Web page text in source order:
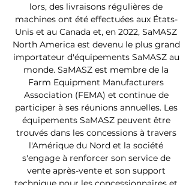
lors, des livraisons régulières de
machines ont été effectuées aux États-
Unis et au Canada et, en 2022, SaMASZ
North America est devenu le plus grand
importateur d'équipements SaMASZ au
monde. SaMASZ est membre de la
Farm Equipment Manufacturers
Association (FEMA) et continue de
participer à ses réunions annuelles. Les
équipements SaMASZ peuvent être
trouvés dans les concessions à travers
l'Amérique du Nord et la société
s'engage à renforcer son service de
vente après-vente et son support